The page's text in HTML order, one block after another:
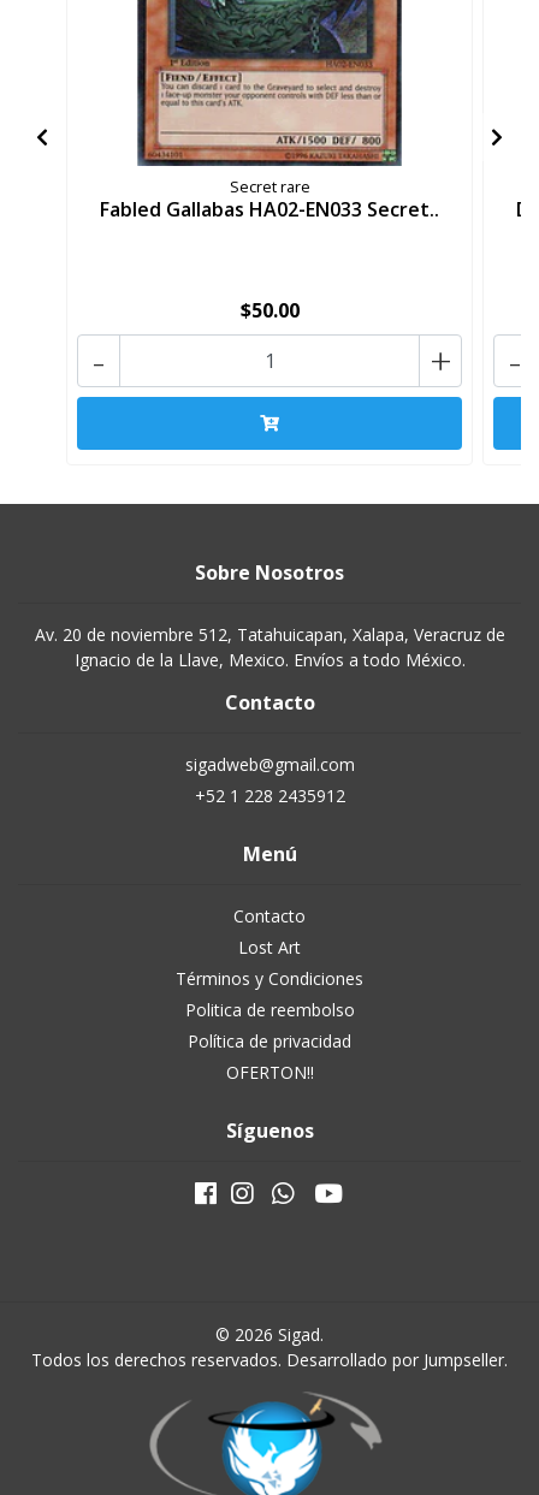
Secret rare
Fabled Gallabas HA02-EN033 Secret..
$50.00
+
- -
Sobre Nosotros
Av. 20 de noviembre 512, Tatahuicapan, Xalapa, Veracruz de
Ignacio de la Llave, Mexico. Envíos a todo México.
Contacto
sigadweb@gmail.com
+52 1 228 2435912
Menú
Contacto
Lost Art
Términos y Condiciones
Politica de reembolso
Política de privacidad
OFERTON!!
Síguenos
© 2026 Sigad.
Todos los derechos reservados. Desarrollado por Jumpseller.